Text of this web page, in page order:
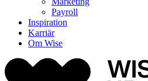
Payroll
Inspiration
Karriär
Om Wise